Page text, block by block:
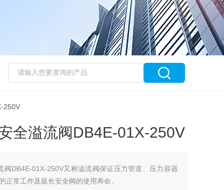
250V
全溢流阀DB4E-01X-250V
阀DB4E-01X-250V又称溢流阀保证压力管道、压力容器
正常工作及延长安全阀的使用寿命。